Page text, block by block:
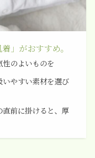
」がおすすめ。
のよいものを
やすい素材を選び
前に掛けると、厚